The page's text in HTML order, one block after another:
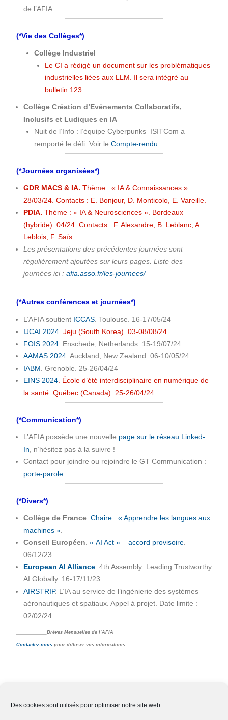
Des cookies sont utilisés pour optimiser notre site web.
de l’AFIA.
(*Vie des Collèges*)
Collège Industriel
Le CI a rédigé un document sur les problématiques
industrielles liées aux LLM. Il sera intégré au
bulletin 123
Collège Création d’Evénements Collaboratifs,
Inclusifs et Ludiques en IA
Nuit de l’Info : l’équipe Cyberpunks_ISITCom a
remporté le défi. Voir le Compte-rendu
(*Journées organisées*)
GDR MACS & IA. Thème : « IA & Connaissances ».
28/03/24. Contacts : E. Bonjour, D. Monticolo, E. Vareille.
PDIA. Thème : « IA & Neurosciences ». Bordeaux
(hybride). 04/24. Contacts : F. Alexandre, B. Leblanc, A.
Leblois, F. Saïs.
Les présentations des précédentes journées sont
régulièrement ajoutées sur leurs pages. Liste des
journées ici : afia.asso.fr/les-journees/
(*Autres conférences et journées*)
L’AFIA soutient ICCAS. Toulouse. 16-17/05/24
IJCAI 2024. Jeju (South Korea). 03-08/08/24.
FOIS 2024. Enschede, Netherlands. 15-19/07/24.
AAMAS 2024. Auckland, New Zealand. 06-10/05/24.
IABM . Grenoble. 25-26/04/24
EINS 2024. École d’été interdisciplinaire en numérique de
la santé. Québec (Canada). 25-26/04/24.
(*Communication*)
L’AFIA possède une nouvelle page sur le réseau Linked-
In , n’hésitez pas à la suivre !
Contact pour joindre ou rejoindre le GT Communication :
porte-parole
(*Divers*)
Collège de France. Chaire : « Apprendre les langues aux
machines ».
Conseil Européen « AI Act » – accord provisoire.
06/12/23
European AI Alliance. 4th Assembly: Leading Trustworthy
AI Globally. 16-17/11/23
AIRSTRIP. L’IA au service de l’ingénierie des systèmes
aéronautiques et spatiaux. Appel à projet. Date limite :
02/02/24.
____________Brèves Mensuelles de l’AFIA
Contactez-nouspour diffuser vos informations.